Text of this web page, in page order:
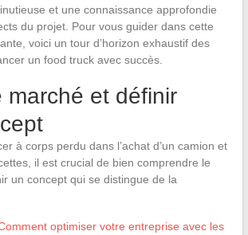
et une connaissance approfondie
du projet. Pour vous guider dans cette
voici un tour d’horizon exhaustif des
un food truck avec succès.
marché et définir
à corps perdu dans l’achat d’un camion et
il est crucial de bien comprendre le
un concept qui se distingue de la
optimiser votre entreprise avec les